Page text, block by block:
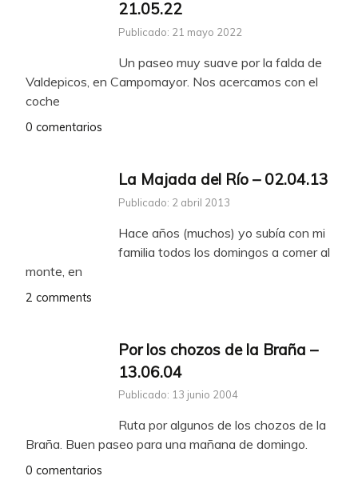
21.05.22
Publicado: 21 mayo 2022
Un paseo muy suave por la falda de
Valdepicos, en Campomayor. Nos acercamos con el
coche
0 comentarios
La Majada del Río – 02.04.13
Publicado: 2 abril 2013
Hace años (muchos) yo subía con mi
familia todos los domingos a comer al
monte, en
2 comments
Por los chozos de la Braña –
13.06.04
Publicado: 13 junio 2004
Ruta por algunos de los chozos de la
Braña. Buen paseo para una mañana de domingo.
0 comentarios